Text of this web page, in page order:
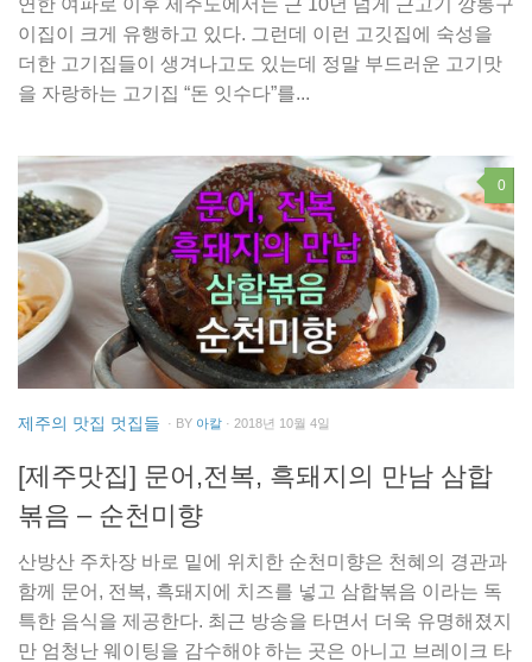
연한 여파로 이후 제주도에서는 근 10년 넘게 근고기 깡통구
이집이 크게 유행하고 있다. 그런데 이런 고깃집에 숙성을
더한 고기집들이 생겨나고도 있는데 정말 부드러운 고기맛
을 자랑하는 고기집 “돈 잇수다”를...
0
제주의 맛집 멋집들 · BY 아칼 · 2018년 10월 4일
[제주맛집] 문어,전복, 흑돼지의 만남 삼합
볶음 – 순천미향
산방산 주차장 바로 밑에 위치한 순천미향은 천혜의 경관과
함께 문어, 전복, 흑돼지에 치즈를 넣고 삼합볶음 이라는 독
특한 음식을 제공한다. 최근 방송을 타면서 더욱 유명해졌지
만 엄청난 웨이팅을 감수해야 하는 곳은 아니고 브레이크 타